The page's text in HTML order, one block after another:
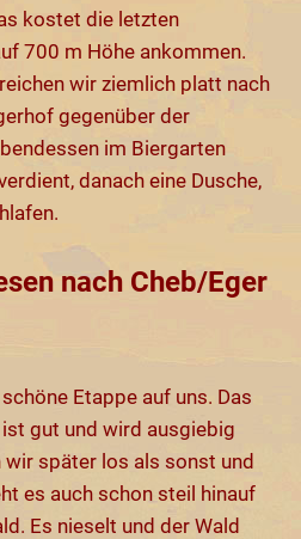
kostet die letzten
700 m Höhe ankommen.
wir ziemlich platt nach
gegenüber der
im Biergarten
danach eine Dusche,
nach Cheb/Eger
Etappe auf uns. Das
gut und wird ausgiebig
später los als sonst und
es auch schon steil hinauf
Es nieselt und der Wald